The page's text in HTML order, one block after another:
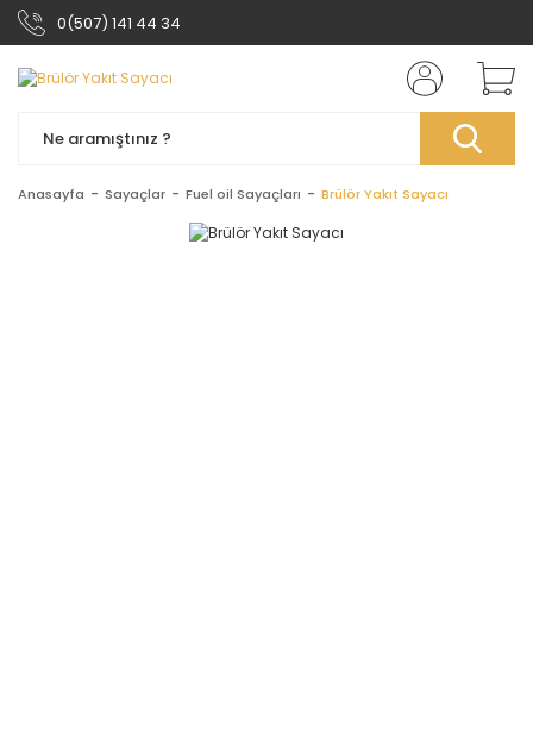
0(507) 141 44 34
Anasayfa Sayaçlar Fuel oil Sayaçları Brülör Yakıt Sayacı